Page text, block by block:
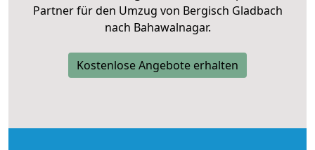
Partner für den Umzug von Bergisch Gladbach
nach Bahawalnagar.
Kostenlose Angebote erhalten